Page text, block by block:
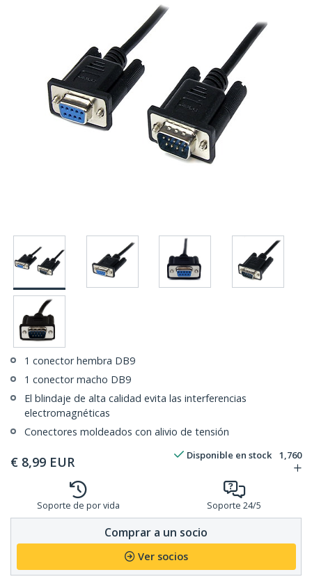
1 conector hembra DB9
1 conector macho DB9
El blindaje de alta calidad evita las interferencias
electromagnéticas
Conectores moldeados con alivio de tensión
€ 8,99 EUR Disponible en stock 1,760
Soporte de por vida Soporte 24/5
Comprar a un socio
Ver socios